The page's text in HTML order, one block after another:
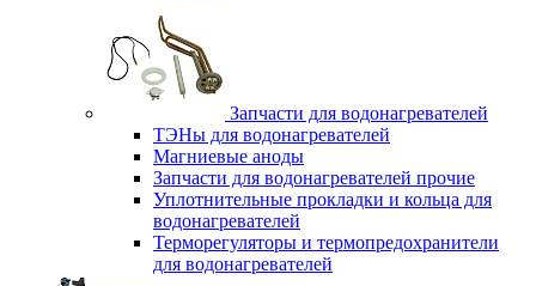
Запчасти для водонагревателей
ТЭНы для водонагревателей
Магниевые аноды
Запчасти для водонагревателей прочие
Уплотнительные прокладки и кольца для
водонагревателей
Терморегуляторы и термопредохранители
для водонагревателей